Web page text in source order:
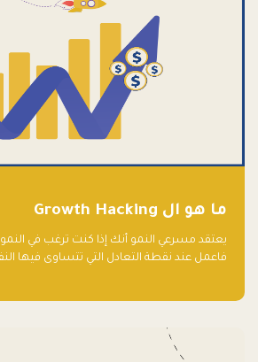
ما هو ال Growth Hacking
يعتقد مسرعي النمو أنك إذا كنت ترغب في
فاعمل عند نقطة التعادل التي تتساوى فيها